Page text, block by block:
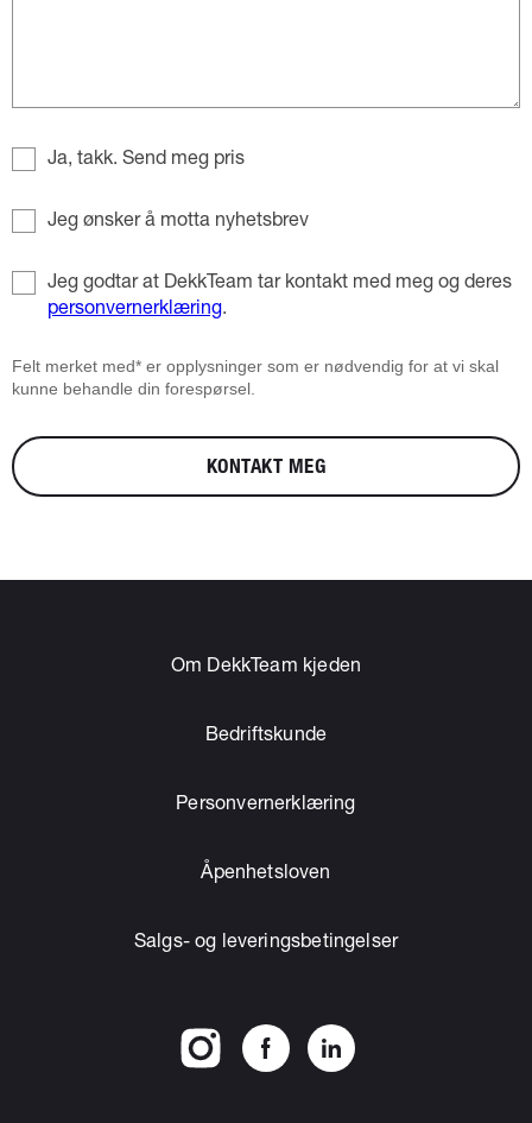
Ja, takk. Send meg pris
Jeg ønsker å motta nyhetsbrev
Jeg godtar at DekkTeam tar kontakt med meg og deres
personvernerklæring.
Felt merket med* er opplysninger som er nødvendig for at vi skal
kunne behandle din forespørsel.
KONTAKT MEG
Om DekkTeam kjeden
Bedriftskunde
Personvernerklæring
Åpenhetsloven
Salgs- og leveringsbetingelser